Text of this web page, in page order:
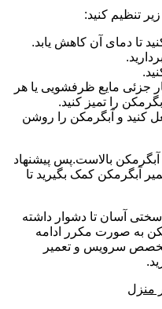
تنظیم کنید:
تا دمای آن کاهش یابد.
جزئی مایع ظرفشویی یا هر
را تمیز کنید.
کنید و آبگرمکن را روشن
بالاست.پس پیشنهاد
آبگرمکن کمک بگیرید تا
آسان تا دشوار داشته
به صورت مکرر ادامه
سرویس و تعمیر
منزل